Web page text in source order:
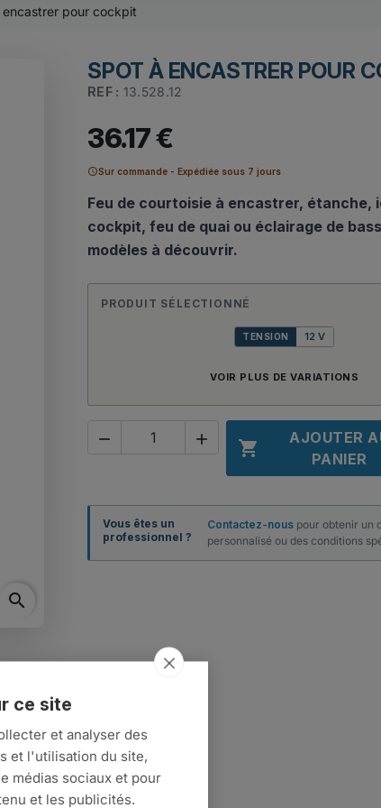
ce site
et analyser des
et l'utilisation du site,
médias sociaux et pour
et les publicités.
encastrer pour cockpit
search
SPOT À ENCASTRER POUR
REF : 13.528.12
36.17 €
scheduleSur commande - Expédiée sous 7 jours
Feu de courtoisie à encastrer, étanche,
cockpit, feu de quai ou éclairage de
modèles à découvrir.
PRODUIT SÉLECTIONNÉ
TENSION 12 V
VOIR PLUS DE VARIATIONS
  
AJOUTER
PANIER
Vous êtes un
professionnel ?
Contactez-nous pour obtenir un
personnalisé ou des conditions